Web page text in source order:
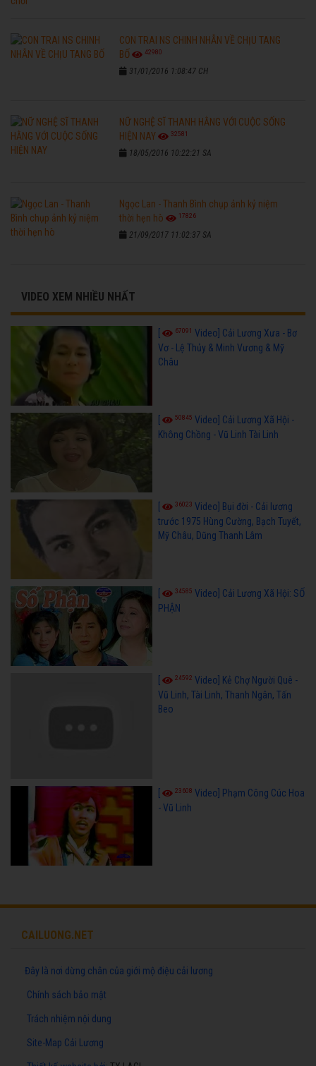
CON TRAI NS CHINH NHẪN VỀ CHỊU TANG
BỐ
42980
31/01/2016 1:08:47 CH
NỮ NGHỆ SĨ THANH HẰNG VỚI CUỘC SỐNG
HIỆN NAY
32581
18/05/2016 10:22:21 SA
Ngọc Lan - Thanh Bình chụp ảnh kỷ niệm
thời hẹn hò
17826
21/09/2017 11:02:37 SA
VIDEO XEM NHIỀU NHẤT
67091 Video] Cải Lương Xưa - Bơ
Vơ - Lệ Thủy & Minh Vương & Mỹ
Châu
50845 Video] Cải Lương Xã Hội -
Không Chồng - Vũ Linh Tài Linh
36023 Video] Bụi đời - Cải lương
trước 1975 Hùng Cường, Bạch Tuyết,
Mỹ Châu, Dũng Thanh Lâm
34585 Video] Cải Lương Xã Hội: SỐ
PHẬN
[ 24592 Video] Kẻ Chợ Người Quê -
Vũ Linh, Tài Linh, Thanh Ngân, Tấn
Beo
23608 Video] Phạm Công Cúc Hoa
- Vũ Linh
CAILUONG.NET
Đây là nơi dừng chân của giới mộ điệu cải lương
Chính sách bảo mật
Trách nhiệm nội dung
Site-Map Cải Lương